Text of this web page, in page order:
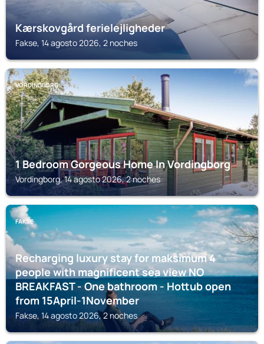
Kærskovgård ferielejligheder
Fakse, 14 agosto 2026, 2 noches
VORDINGBORG
1 Bedroom Gorgeous Home In Vordingborg
Vordingborg, 14 agosto 2026, 2 noches
FAKSE
Recharging luxury stay for maksimum 4
people with magnificent sea view NO
BREAKFAST - One bathroom - Hottub open
from 15April-1November
Fakse, 14 agosto 2026, 2 noches